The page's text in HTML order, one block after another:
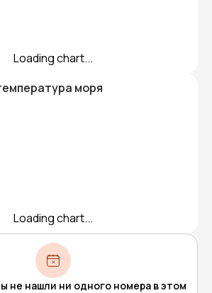
Loading chart...
моря
Loading chart...
не нашли ни одного номера в этом